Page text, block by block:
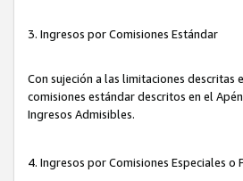
3. Ingresos por Comisiones Estándar
Con sujeción a las limitaciones
comisiones estándar descritos en el
Ingresos Admisibles.
4. Ingresos por Comisiones Especiales o